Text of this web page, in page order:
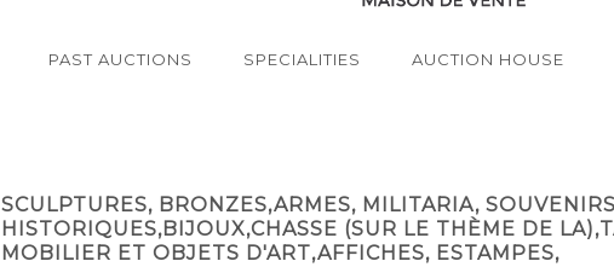
PAST AUCTIONS SPECIALITIES AUCTION HOUSE
SCULPTURES, BRONZES,ARMES, MILITARIA, SOUVENIRS
HISTORIQUES,BIJOUX,CHASSE (SUR LE THÈME DE
MOBILIER ET OBJETS D'ART,AFFICHES, ESTAMPES,